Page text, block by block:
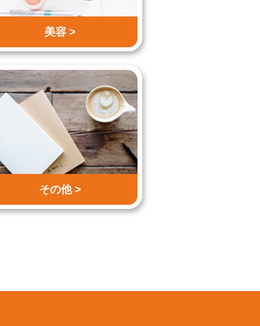
美容 >
その他 >